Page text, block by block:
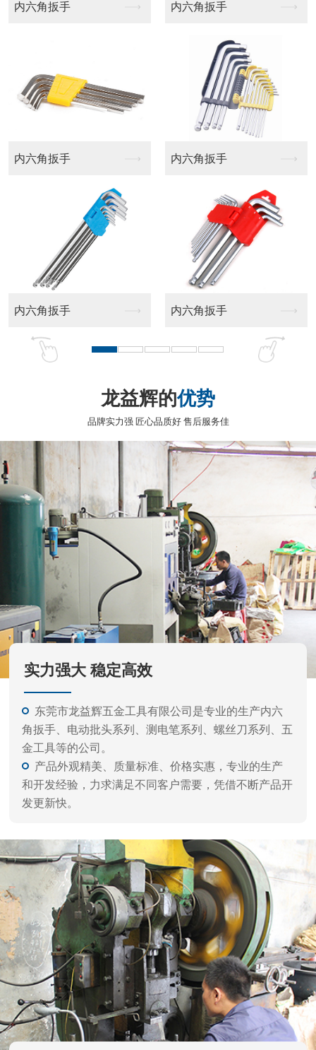
航模批头 梅花十字批头
平头十字批头 十字批头
优势
品牌实力强 匠心品质好 售后服务佳
实力强大 稳定高效
东莞市龙益辉五金工具有限公司是专业的生产内六
角扳手、电动批头系列、测电笔系列、螺丝刀系列、五
金工具等的公司。
产品外观精美、质量标准、价格实惠，专业的生产
和开发经验，力求满足不同客户需要，凭借不断产品开
品质保障 闪电交付
自动化生产，严谨工艺、一体成型，每件产品都经
过精雕细磨，千锤百炼，诸多客户一致好评。
拥有自动化设备，多年经验的技术人员，以及多重
精细化工艺，层层质检流程，确保高品质出货。